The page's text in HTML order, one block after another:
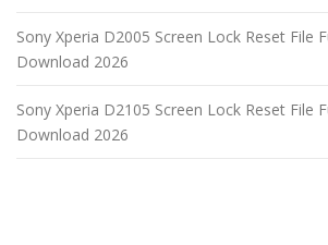
Sony Xperia D2005 Screen Lock Reset File
Download 2026
Sony Xperia D2105 Screen Lock Reset File
Download 2026